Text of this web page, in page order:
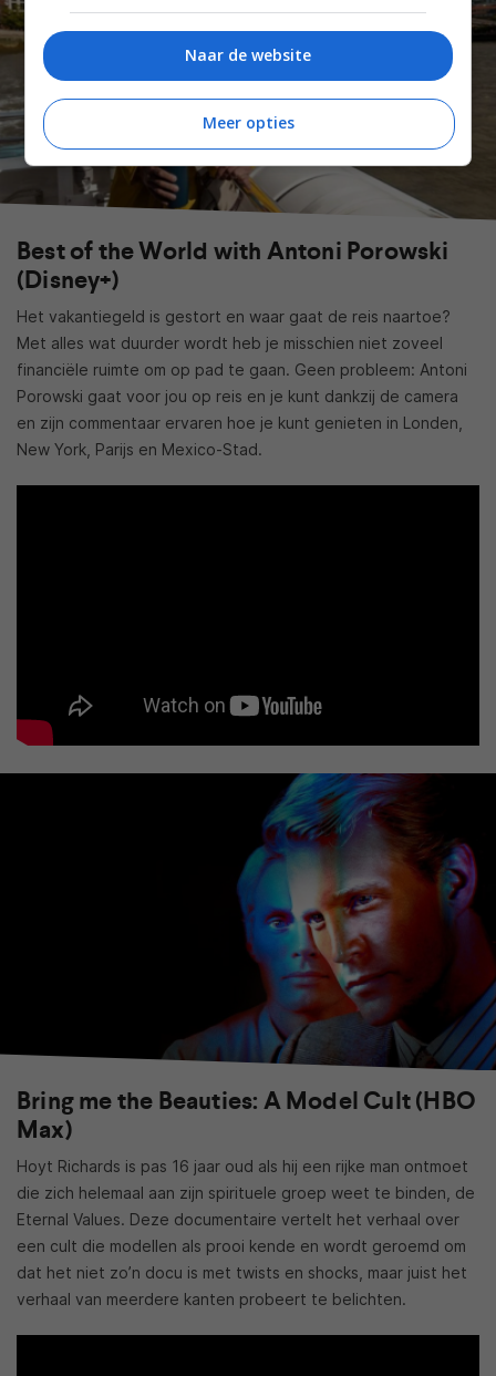
Best of the World with Antoni Porowski
(Disney+)
Het vakantiegeld is gestort en waar gaat de reis naartoe?
Met alles wat duurder wordt heb je misschien niet zoveel
financiële ruimte om op pad te gaan. Geen probleem: Antoni
Porowski gaat voor jou op reis en je kunt dankzij de camera
en zijn commentaar ervaren hoe je kunt genieten in Londen,
New York, Parijs en Mexico-Stad.
Bring me the Beauties: A Model Cult (HBO
Max)
Hoyt Richards is pas 16 jaar oud als hij een rijke man ontmoet
die zich helemaal aan zijn spirituele groep weet te binden, de
Eternal Values. Deze documentaire vertelt het verhaal over
een cult die modellen als prooi kende en wordt geroemd om
dat het niet zo’n docu is met twists en shocks, maar juist het
verhaal van meerdere kanten probeert te belichten.
Naar de website
Meer opties